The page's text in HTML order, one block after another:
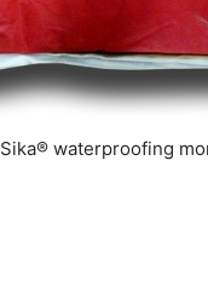
Sika® waterproofing